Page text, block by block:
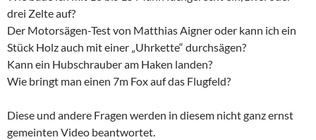
drei Zelte auf?
Der Motorsägen-Test von Matthias Aigner oder kann ich ein
Stück Holz auch mit einer „Uhrkette“ durchsägen?
Kann ein Hubschrauber am Haken landen?
Wie bringt man einen 7m Fox auf das Flugfeld?
Diese und andere Fragen werden in diesem nicht ganz ernst
gemeinten Video beantwortet.